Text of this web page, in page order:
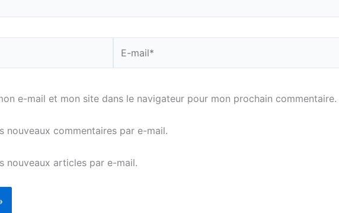
mail*
e-mail et mon site dans le navigateur pour mon prochain commentaire.
nouveaux commentaires par e-mail.
nouveaux articles par e-mail.